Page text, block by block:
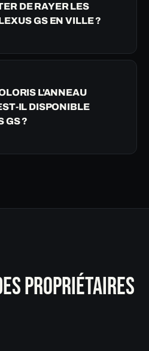
DE RAYER LES
GS EN VILLE ?
L'ANNEAU
IL DISPONIBLE
GS ?
PROPRIÉTAIRES